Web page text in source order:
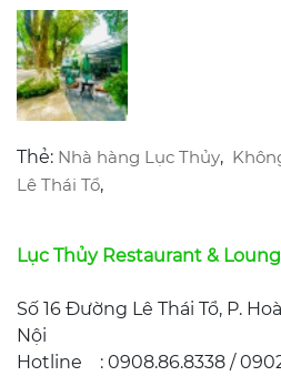
Thẻ: Nhà hàng Lục Thủy,
Lê Thái Tổ,
Lục Thủy Restaurant &
Số 16 Đường Lê Thái Tổ, P.
Nội
Hotline : 0908.86.8338 /